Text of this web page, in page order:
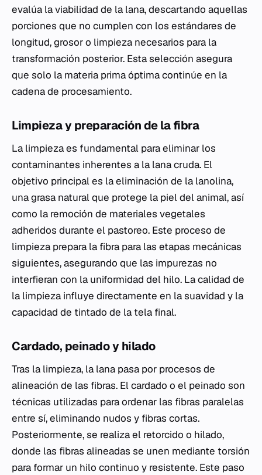
evalúa la viabilidad de la lana, descartando aquellas
porciones que no cumplen con los estándares de
longitud, grosor o limpieza necesarios para la
transformación posterior. Esta selección asegura
que solo la materia prima óptima continúe en la
cadena de procesamiento.
Limpieza y preparación de la fibra
La limpieza es fundamental para eliminar los
contaminantes inherentes a la lana cruda. El
objetivo principal es la eliminación de la lanolina,
una grasa natural que protege la piel del animal, así
como la remoción de materiales vegetales
adheridos durante el pastoreo. Este proceso de
limpieza prepara la fibra para las etapas mecánicas
siguientes, asegurando que las impurezas no
interfieran con la uniformidad del hilo. La calidad de
la limpieza influye directamente en la suavidad y la
capacidad de tintado de la tela final.
Cardado, peinado y hilado
Tras la limpieza, la lana pasa por procesos de
alineación de las fibras. El cardado o el peinado son
técnicas utilizadas para ordenar las fibras paralelas
entre sí, eliminando nudos y fibras cortas.
Posteriormente, se realiza el retorcido o hilado,
donde las fibras alineadas se unen mediante torsión
para formar un hilo continuo y resistente. Este paso